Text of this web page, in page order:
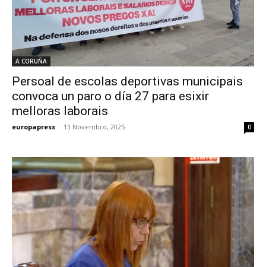
A CORUÑA
Persoal de escolas deportivas municipais
convoca un paro o día 27 para esixir
melloras laborais
europapress - 13 Novembro, 2025 0